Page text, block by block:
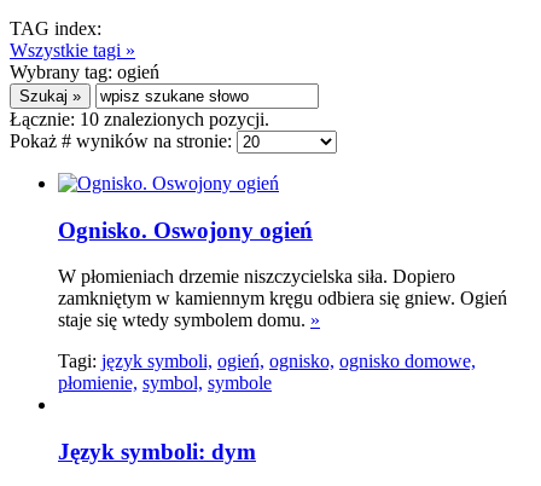
TAG index:
Wszystkie tagi »
Wybrany tag: ogień
Łącznie: 10 znalezionych pozycji.
Pokaż # wyników na stronie:
Ognisko. Oswojony ogień
W płomieniach drzemie niszczycielska siła. Dopiero
zamkniętym w kamiennym kręgu odbiera się gniew. Ogień
staje się wtedy symbolem domu. »
Tagi: język symboli, ogień, ognisko, ognisko domowe,
płomienie, symbol, symbole
Język symboli: dym